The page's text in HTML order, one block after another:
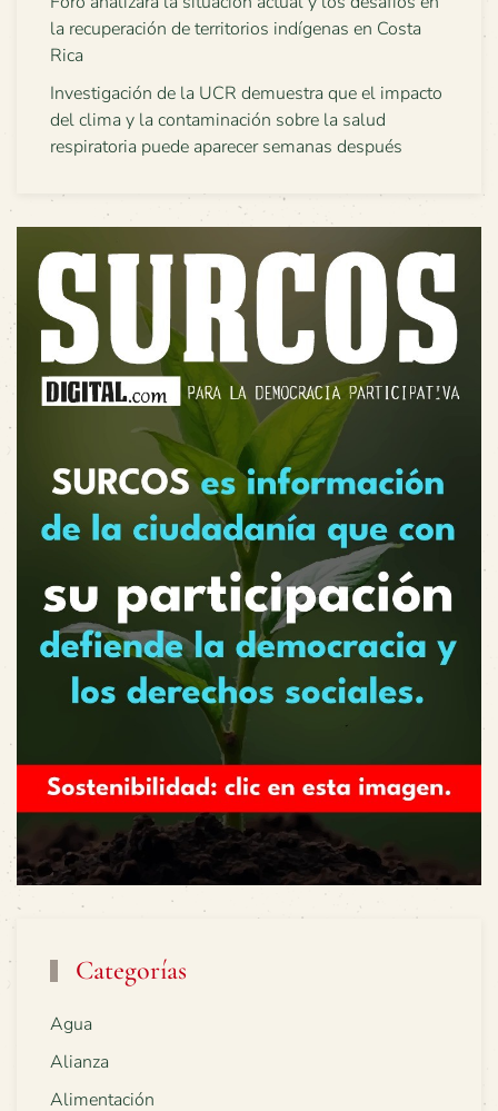
la recuperación de territorios indígenas en Costa
Rica
Investigación de la UCR demuestra que el impacto
del clima y la contaminación sobre la salud
respiratoria puede aparecer semanas después
Categorías
Agua
Alianza
Alimentación